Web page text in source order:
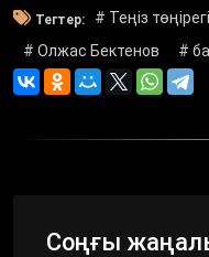
Тегтер: # Теңіз төңірегі
# Олжас Бектенов
#
Соңғы